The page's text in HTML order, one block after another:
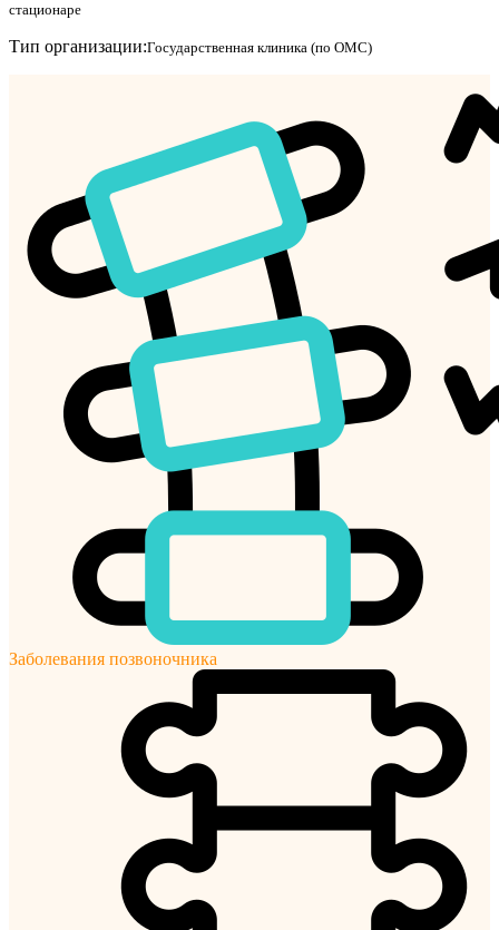
стационаре
Тип организации:Государственная клиника (по ОМС)
Заболевания позвоночника